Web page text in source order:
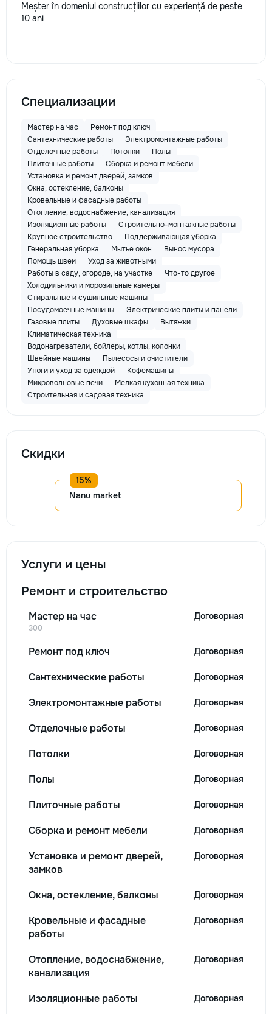
Meșter în domeniul construcțiilor cu experiență de peste
10 ani
Специализации
Мастер на час
Ремонт под ключ
Сантехнические работы
Электромонтажные работы
Отделочные работы
Потолки
Полы
Плиточные работы
Сборка и ремонт мебели
Установка и ремонт дверей, замков
Окна, остекление, балконы
Кровельные и фасадные работы
Отопление, водоснабжение, канализация
Изоляционные работы
Строительно-монтажные работы
Крупное строительство
Поддерживающая уборка
Генеральная уборка
Мытье окон
Вынос мусора
Помощь швеи
Уход за животными
Работы в саду, огороде, на участке
Что-то другое
Холодильники и морозильные камеры
Стиральные и сушильные машины
Посудомоечные машины
Электрические плиты и панели
Газовые плиты
Духовые шкафы
Вытяжки
Климатическая техника
Водонагреватели, бойлеры, котлы, колонки
Швейные машины
Пылесосы и очистители
Утюги и уход за одеждой
Кофемашины
Микроволновые печи
Мелкая кухонная техника
Строительная и садовая техника
Скидки
Nanu market
Услуги и цены
Ремонт и строительство
Мастер на час
300
Договорная
Ремонт под ключ Договорная
Сантехнические работы Договорная
Электромонтажные работы Договорная
Отделочные работы Договорная
Потолки Договорная
Полы Договорная
Плиточные работы Договорная
Сборка и ремонт мебели Договорная
Установка и ремонт дверей,
замков
Договорная
Окна, остекление, балконы Договорная
Кровельные и фасадные
работы
Договорная
Отопление, водоснабжение,
канализация
Договорная
Изоляционные работы Договорная